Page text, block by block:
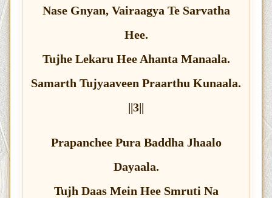
Nase Gnyan, Vairaagya Te Sarvatha
Hee.
Tujhe Lekaru Hee Ahanta Manaala.
Samarth Tujyaaveen Praarthu Kunaala.
||3||
Prapanchee Pura Baddha Jhaalo
Dayaala.
Tujh Daas Mein Hee Smruti Na